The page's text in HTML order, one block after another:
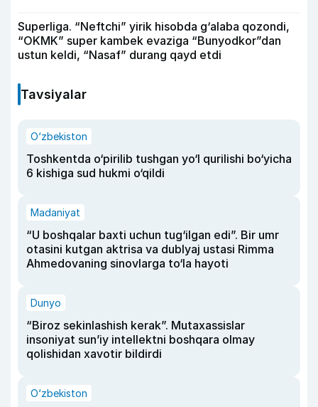
Superliga. “Neftchi” yirik hisobda g‘alaba qozondi,
“OKMK” super kambek evaziga “Bunyodkor”dan
ustun keldi, “Nasaf” durang qayd etdi
Tavsiyalar
O‘zbekiston
Toshkentda o‘pirilib tushgan yo‘l qurilishi bo‘yicha
6 kishiga sud hukmi o‘qildi
Madaniyat
“U boshqalar baxti uchun tug‘ilgan edi”. Bir umr
otasini kutgan aktrisa va dublyaj ustasi Rimma
Ahmedovaning sinovlarga to‘la hayoti
Dunyo
“Biroz sekinlashish kerak”. Mutaxassislar
insoniyat sun’iy intellektni boshqara olmay
qolishidan xavotir bildirdi
O‘zbekiston